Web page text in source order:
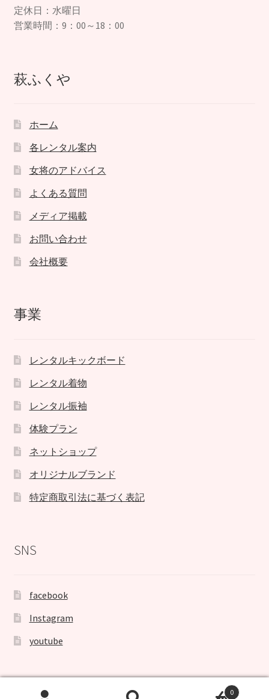
定休日：水曜日
営業時間：9：00～18：00
萩ふくや
ホーム
各レンタル案内
女将のアドバイス
よくある質問
メディア掲載
お問い合わせ
会社概要
事業
レンタルキックボード
レンタル着物
レンタル振袖
体験プラン
ネットショップ
オリジナルブランド
特定商取引法に基づく表記
SNS
facebook
Instagram
youtube
0